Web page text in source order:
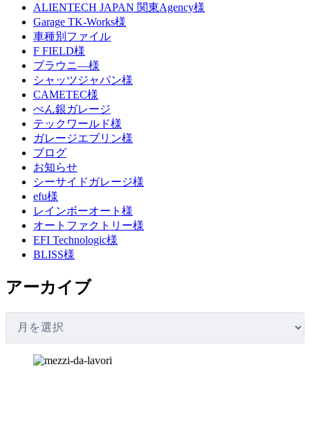
ALIENTECH JAPAN 関東Agency様
Garage TK-Works様
車種別ファイル
F FIELD様
ブラウニ―様
シャッツジャパン様
CAMETEC様
ぺん銀ガレージ
テックワールド様
ガレージエブリン様
ブログ
お知らせ
シーサイドガレージ様
efu様
レインボーオート様
オートファクトリー様
EFI Technologic様
BLISS様
アーカイブ